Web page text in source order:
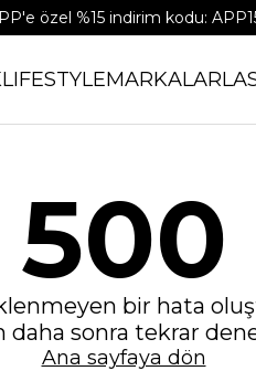
özel %15 indirim kodu:
LIFESTYLEMARKALAR
500
bir hata
daha sonra tekrar
Ana sayfaya dön